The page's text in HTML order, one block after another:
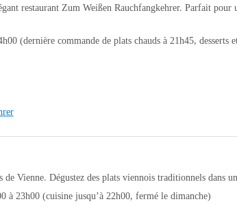
restaurant Zum Weißen Rauchfangkehrer. Parfait
(dernière commande de plats chauds à 21h45, desserts
de Vienne. Dégustez des plats viennois traditionnels dans
à 23h00 (cuisine jusqu’à 22h00, fermé le dimanche)